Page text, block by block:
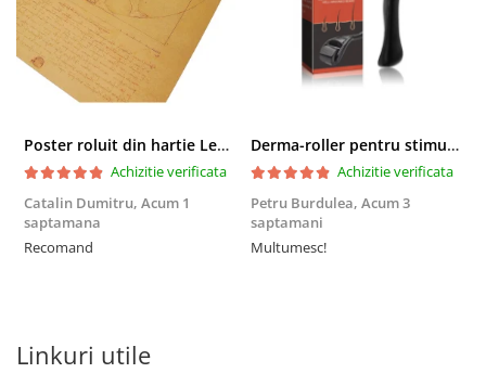
Poster roluit din hartie Leonardo Da Vinci, Vitruvian Man, vintage, 51x35 cm
Achizitie verificata
Catalin Dumitru, Acum 1
saptamana
Recomand
Derma-roller pentru stimularea cresterii parului, scalp si barba, Beard Roller
Achizitie verificata
Petru Burdulea, Acum 3
saptamani
Multumesc!
Linkuri utile